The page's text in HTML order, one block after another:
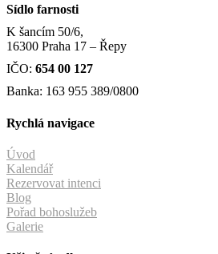
Sídlo farnosti
K šancím 50/6,
16300 Praha 17 – Řepy
IČO: 654 00 127
Banka: 163 955 389/0800
Rychlá navigace
Úvod
Kalendář
Rezervovat intenci
Blog
Pořad bohoslužeb
Galerie